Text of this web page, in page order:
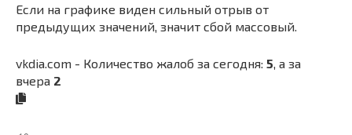
Если на графике виден сильный отрыв от
предыдущих значений, значит сбой массовый.
vkdia.com - Количество жалоб за сегодня: 5 , а за
вчера 2